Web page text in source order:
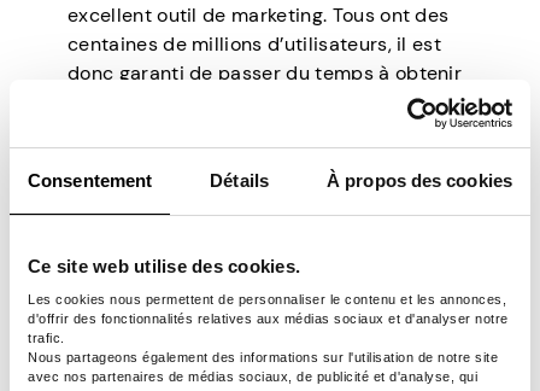
Consentement Détails À propos des cookies
Ce site web utilise des cookies.
Les cookies nous permettent de personnaliser le contenu et les annonces,
d'offrir des fonctionnalités relatives aux médias sociaux et d'analyser notre
trafic.
Nous partageons également des informations sur l'utilisation de notre site
avec nos partenaires de médias sociaux, de publicité et d'analyse, qui
excellent outil de marketing. Tous ont des
centaines de millions d’utilisateurs, il est
donc garanti de passer du temps à obtenir
votre lien d’affiliation sur eux. De toute
l’anglais constitue également un énorme
avantage.
Utiliser Discord
À l’origine, Discord était principalement axé